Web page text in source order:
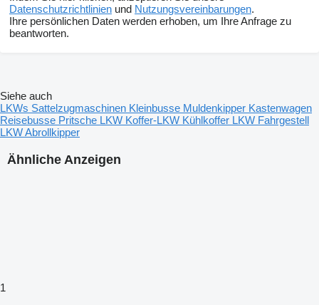
Datenschutzrichtlinien und Nutzungsvereinbarungen.
Ihre persönlichen Daten werden erhoben, um Ihre Anfrage zu
beantworten.
Ähnliche Anzeigen
1
Siehe auch
LKWs Sattelzugmaschinen Kleinbusse Muldenkipper Kastenwagen
Reisebusse Pritsche LKW Koffer-LKW Kühlkoffer LKW Fahrgestell
LKWAbrollkipper